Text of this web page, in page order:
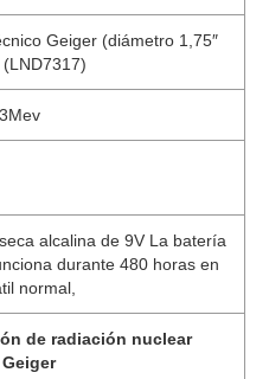
Geiger (diámetro 1,75″
alcalina de 9V La batería
durante 480 horas en
normal,
de radiación nuclear